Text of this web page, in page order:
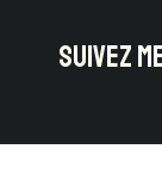
SUIVEZ